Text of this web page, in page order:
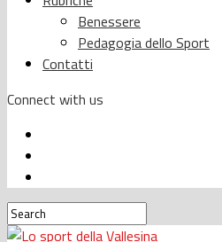
Benessere
Pedagogia dello Sport
Contatti
Connect with us